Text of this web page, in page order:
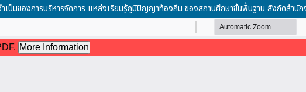
เป็นของการบริหารจัดการ แหล่งเรียนรู้ภูมิปัญญาท้องถิ่น ของสถานศึกษาขั้นพื้นฐาน สังกัดสำนั